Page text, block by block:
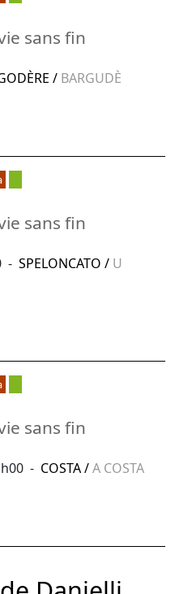
sans fin
/ BARGUDÈ
sans fin
- SPELONCATO / U
sans fin
- COSTA/A COSTA